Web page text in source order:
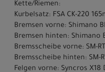
Kette/Riemen:
Kurbelsatz: FSA CK-220
Bremsen vorne: Shimano
Bremsen hinten: Shimano
Bremsscheibe vorne: SM-
Bremsscheibe hinten: SM-
Felgen vorne: Syncros X18